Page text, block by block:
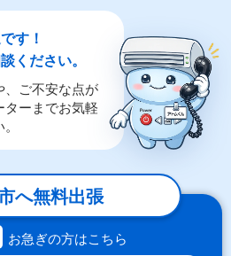
す！
ください。
、ご不安な点が
ターまでお気軽
へ無料出張
お急ぎの方はこちら